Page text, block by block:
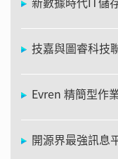
技嘉與圖睿科技
Evren 精簡型作
開源界最強訊息